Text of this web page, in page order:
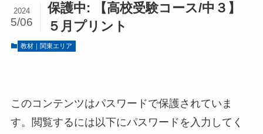
保護中: 【高校受験コース/中３】
５月プリント
2024
5/06
教材｜関東エリア
このコンテンツはパスワードで保護されていま
す。閲覧するには以下にパスワードを入力してく